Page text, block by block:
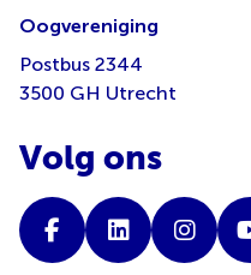
Oogvereniging
Postbus 2344
3500 GH Utrecht
Volg ons